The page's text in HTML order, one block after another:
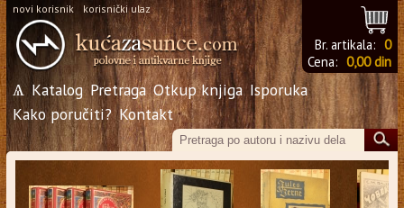
novi korisnik korisnički ulaz
Br. artikala: 0
Cena: 0,00 din
Ѧ Katalog Pretraga Otkup knjiga Isporuka
Kako poručiti? Kontakt